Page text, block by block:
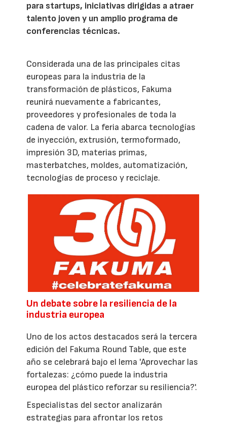
para startups, iniciativas dirigidas a atraer
talento joven y un amplio programa de
conferencias técnicas.
Considerada una de las principales citas
europeas para la industria de la
transformación de plásticos, Fakuma
reunirá nuevamente a fabricantes,
proveedores y profesionales de toda la
cadena de valor. La feria abarca tecnologías
de inyección, extrusión, termoformado,
impresión 3D, materias primas,
masterbatches, moldes, automatización,
tecnologías de proceso y reciclaje.
Un debate sobre la resiliencia de la
industria europea
Uno de los actos destacados será la tercera
edición del Fakuma Round Table, que este
año se celebrará bajo el lema 'Aprovechar las
fortalezas: ¿cómo puede la industria
europea del plástico reforzar su resiliencia?'.
Especialistas del sector analizarán
estrategias para afrontar los retos